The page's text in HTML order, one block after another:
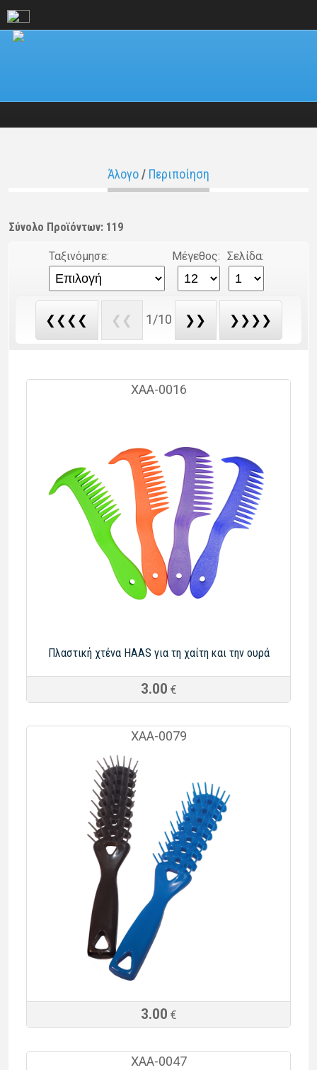
Άλογο/ Περιποίηση
Σύνολο Προϊόντων: 119
Ταξινόμησε: Μέγεθος: Σελίδα:
❮❮❮❮ ❮❮ 1/10 ❯❯ ❯❯❯❯
ΧΑΑ-0016
Πλαστική χτένα HAAS για τη χαίτη και την ουρά
3.00 €
ΧΑΑ-0079
3.00 €
XAA-0047